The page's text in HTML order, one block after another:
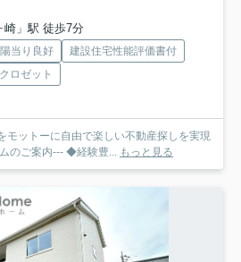
崎」駅 徒歩7分
陽当り良好
建設住宅性能評価書付
ロゼット
モットーに自由で楽しい不動産探しを実現
のご案内--- ◆経験豊... もっと見る